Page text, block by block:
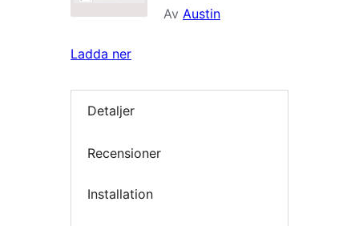
Av Austin
Ladda ner
Detaljer
Recensioner
Installation